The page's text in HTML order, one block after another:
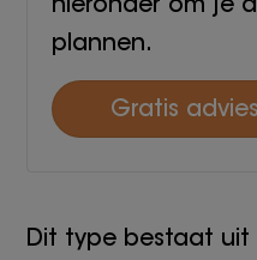
plannen.
Gratis
Dit type bestaat